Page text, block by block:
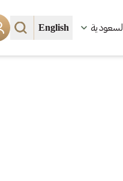
السعودية English